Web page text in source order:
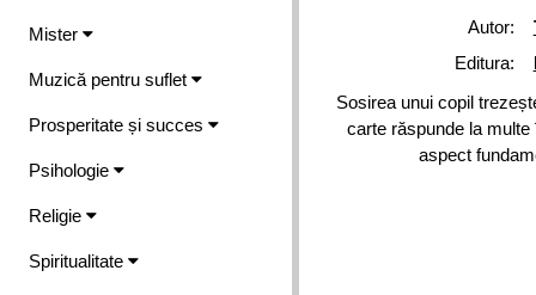
Mister
Muzică pentru suflet
Prosperitate și succes
Psihologie
Religie
Spiritualitate
Autor:
Editura:
Sosirea unui copil
carte răspunde la
aspect